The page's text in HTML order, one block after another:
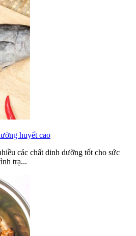
huyết cao
các chất dinh dưỡng tốt cho sức
trạ...